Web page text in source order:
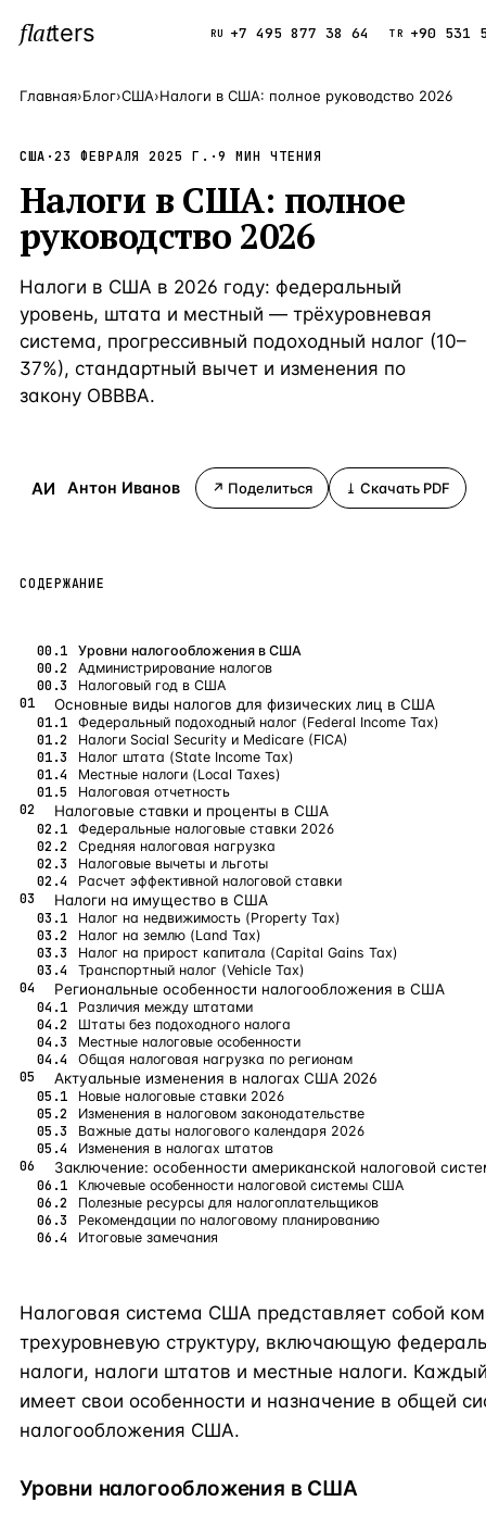
flatters RU +7 495 877 38 64 TR +90 531
Россия 8 554
Испания
Таиланд —Страна 2 948
Греция —Страна
Турция · 2
Анталия —Локация
ЧАСТО ИЩУТ
Турция Россия Испания Кипр Таиланд
ВСЕ НАПРАВЛЕНИЯ →
Главная›Блог›США›Налоги в США: полное руководство 2026
США ·23 ФЕВРАЛЯ 2025 Г. ·9 МИН ЧТЕНИЯ
Налоги в США: полное
руководство 2026
Налоги в США в 2026 году: федеральный
уровень, штата и местный — трёхуровневая
система, прогрессивный подоходный налог (10–
37%), стандартный вычет и изменения по
закону OBBBA.
АИ Антон Иванов ↗ Поделиться ⤓ Скачать PDF
СОДЕРЖАНИЕ
Уровни налогообложения в США
Администрирование налогов
Налоговый год в США
Основные виды налогов для физических лиц в США
Федеральный подоходный налог (Federal Income Tax)
Налоги Social Security и Medicare (FICA)
Налог штата (State Income Tax)
Местные налоги (Local Taxes)
Налоговая отчетность
Налоговые ставки и проценты в США
Федеральные налоговые ставки 2026
Средняя налоговая нагрузка
Налоговые вычеты и льготы
Расчет эффективной налоговой ставки
Налоги на имущество в США
Налог на недвижимость (Property Tax)
Налог на землю (Land Tax)
Налог на прирост капитала (Capital Gains Tax)
Транспортный налог (Vehicle Tax)
Региональные особенности налогообложения в США
Различия между штатами
Штаты без подоходного налога
Местные налоговые особенности
Общая налоговая нагрузка по регионам
Актуальные изменения в налогах США 2026
Новые налоговые ставки 2026
Изменения в налоговом законодательстве
Важные даты налогового календаря 2026
Изменения в налогах штатов
Заключение: особенности американской налоговой
Ключевые особенности налоговой системы США
Полезные ресурсы для налогоплательщиков
Рекомендации по налоговому планированию
Итоговые замечания
Налоговая система США представляет собой
трехуровневую структуру, включающую
налоги, налоги штатов и местные налоги.
имеет свои особенности и назначение в общей
налогообложения США.
Уровни налогообложения в США